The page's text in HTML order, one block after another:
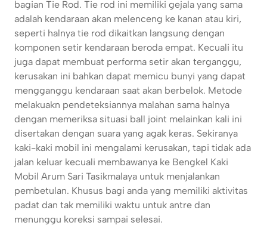
bagian Tie Rod. Tie rod ini memiliki gejala yang sama
adalah kendaraan akan melenceng ke kanan atau kiri,
seperti halnya tie rod dikaitkan langsung dengan
komponen setir kendaraan beroda empat. Kecuali itu
juga dapat membuat performa setir akan terganggu,
kerusakan ini bahkan dapat memicu bunyi yang dapat
mengganggu kendaraan saat akan berbelok. Metode
melakuakn pendeteksiannya malahan sama halnya
dengan memeriksa situasi ball joint melainkan kali ini
disertakan dengan suara yang agak keras. Sekiranya
kaki-kaki mobil ini mengalami kerusakan, tapi tidak ada
jalan keluar kecuali membawanya ke Bengkel Kaki
Mobil Arum Sari Tasikmalaya untuk menjalankan
pembetulan. Khusus bagi anda yang memiliki aktivitas
padat dan tak memiliki waktu untuk antre dan
menunggu koreksi sampai selesai.